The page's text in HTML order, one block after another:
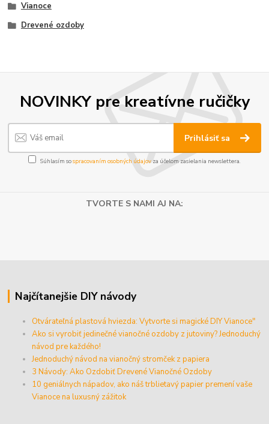
Vianoce
Drevené ozdoby
NOVINKY pre kreatívne ručičky
Prihlásiť sa
Súhlasím sospracovaním osobných údajov za účelom zasielania newslettera.
TVORTE S NAMI AJ NA:
Najčítanejšie DIY návody
Otvárateľná plastová hviezda: Vytvorte si magické DIY Vianoce"
Ako si vyrobiť jedinečné vianočné ozdoby z jutoviny? Jednoduchý
návod pre každého!
Jednoduchý návod na vianočný stromček z papiera
3 Návody: Ako Ozdobiť Drevené Vianočné Ozdoby
10 geniálnych nápadov, ako náš trblietavý papier premení vaše
Vianoce na luxusný zážitok